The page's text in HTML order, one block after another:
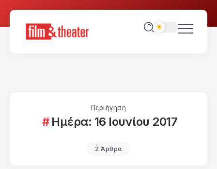
Περιήγηση
Ημέρα: 16 Ιουνίου 2017
2 Άρθρα